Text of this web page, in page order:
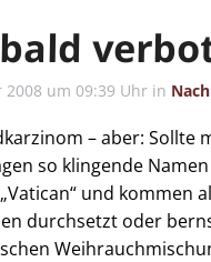
2008 um 09:39 Uhr in
– aber: Sollte
so klingende Namen
und kommen
durchsetzt oder